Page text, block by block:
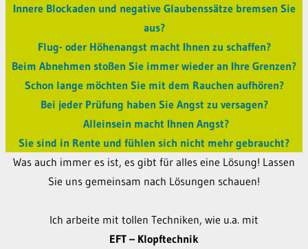
Innere Blockaden und negative Glaubenssätze bremsen Sie
aus?
Flug- oder Höhenangst macht Ihnen zu schaffen?
Beim Abnehmen stoßen Sie immer wieder an Ihre Grenzen?
Schon lange möchten Sie mit dem Rauchen aufhören?
Bei jeder Prüfung haben Sie Angst zu versagen?
Alleinsein macht Ihnen Angst?
Sie sind in Rente und fühlen sich nicht mehr gebraucht?
Was auch immer es ist, es gibt für alles eine Lösung! Lassen
Sie uns gemeinsam nach Lösungen schauen!
Ich arbeite mit tollen Techniken, wie u.a. mit
EFT – Klopftechnik